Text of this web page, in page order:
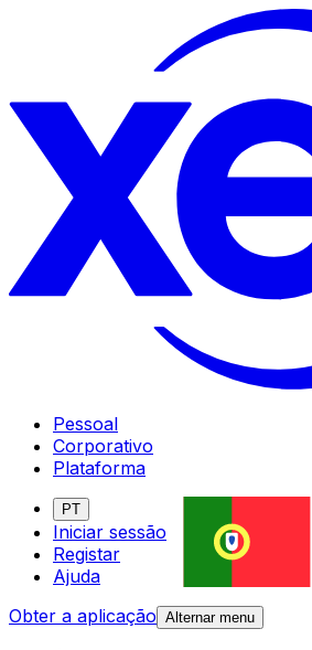
Pessoal
Corporativo
Plataforma
PT
Iniciar sessão
Registar
Ajuda
Obter a aplicação Alternar menu